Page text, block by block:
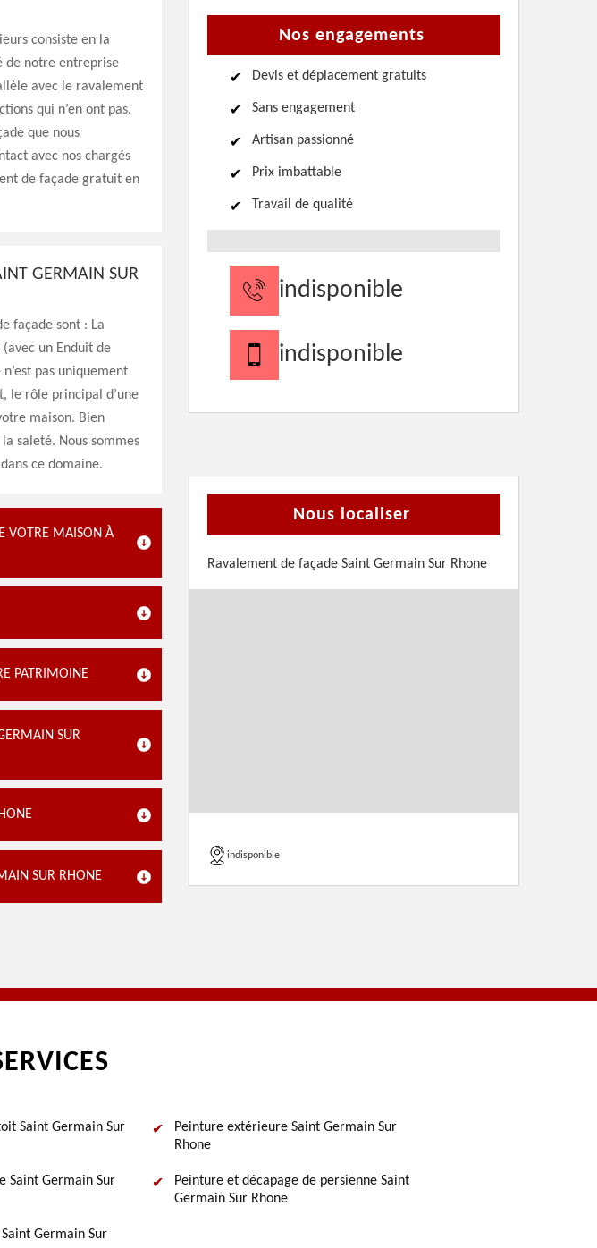
consiste en la
de notre entreprise
avec le ravalement
qui n’en ont pas.
que nous
avec nos chargés
de façade gratuit en
GERMAIN SUR
façade sont : La
un Enduit de
pas uniquement
le rôle principal d’une
maison. Bien
saleté. Nous sommes
ce domaine.
VOTRE MAISON À
PATRIMOINE
SUR
SUR RHONE
Nos engagements
Devis et déplacement gratuits
Sans engagement
Artisan passionné
Prix imbattable
Travail de qualité
indisponible
indisponible
Nous localiser
Ravalement de façade Saint Germain Sur Rhone
indisponible
Saint Germain Sur
Saint Germain Sur
Germain Sur
Peinture extérieure Saint Germain Sur
Rhone
Peinture et décapage de persienne Saint
Germain Sur Rhone